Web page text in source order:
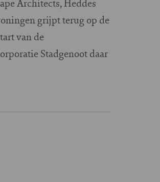
Architects, Heddes
grijpt terug op de
van de
Stadgenoot daar